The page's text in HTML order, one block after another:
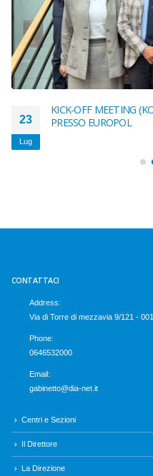
23
Lug
KICK-OFF MEETING
PRESSO EUROPOL
CONTATTACI
Address:
Via di Torre di mezzavia 9/121 -
Phone:
0646532000
Email:
gabinetto@dia-net.it
Centri e Sezioni
Il Direttore
La Direzione